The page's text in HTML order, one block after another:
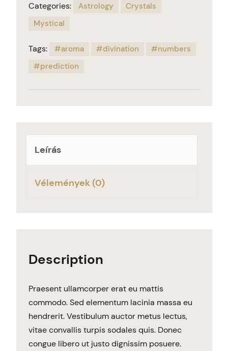
Categories: Astrology
Crystals
Mystical
Tags: aroma divination
numbers
prediction
Leírás
Vélemények (0)
Description
Praesent ullamcorper erat eu mattis
commodo. Sed elementum lacinia massa eu
hendrerit. Vestibulum auctor metus lectus,
vitae convallis turpis sodales quis. Donec
congue libero ut justo dignissim posuere.